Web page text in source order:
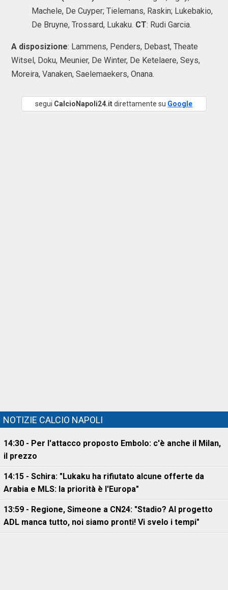
Machele, De Cuyper; Tielemans, Raskin; Lukebakio,
De Bruyne, Trossard, Lukaku. CT: Rudi Garcia.
A disposizione: Lammens, Penders, Debast, Theate
Witsel, Doku, Meunier, De Winter, De Ketelaere, Seys,
Moreira, Vanaken, Saelemaekers, Onana.
segui CalcioNapoli24.itdirettamente su Google
NOTIZIE CALCIO NAPOLI
14:30 - Per l'attacco proposto Embolo: c'è anche il Milan,
il prezzo
14:15 - Schira: "Lukaku ha rifiutato alcune offerte da
Arabia e MLS: la priorità è l'Europa"
13:59 - Regione, Simeone a CN24: "Stadio? Al progetto
ADL manca tutto, noi siamo pronti! Vi svelo i tempi"